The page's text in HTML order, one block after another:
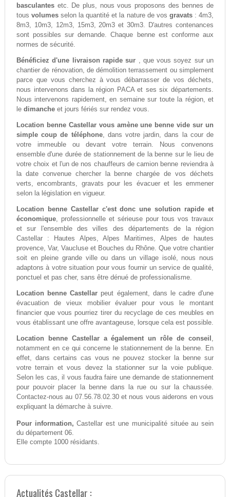
basculantesetc. De plus, nous vous proposons des bennes de
tousvolumes selon la quantité et la nature de vos gravats: 4m3,
8m3, 10m3, 12m3, 15m3, 20m3 et 30m3. D'autres contenances
sont possibles sur demande. Chaque benne est conforme aux
normes de sécurité.
Bénéficiez d'une livraison rapide sur , que vous soyez sur un
chantier de rénovation, de démolition terrassement ou simplement
parce que vous cherchez à vous débarrasser de vos déchets,
nous intervenons dans la région PACA et ses six départements.
Nous intervenons rapidement, en semaine sur toute la région, et
le dimancheet jours fériés sur rendez vous.
Location benne Castellar vous amène une benne vide sur un
simple coup de téléphone, dans votre jardin, dans la cour de
votre immeuble ou devant votre terrain. Nous convenons
ensemble d'une durée de stationnement de la benne sur le lieu de
votre choix et l'un de nos chauffeurs de camion benne reviendra à
la date convenue chercher la benne chargée de vos déchets
verts, encombrants, gravats pour les évacuer et les emmener
selon la législation en vigueur.
Location benne Castellar c'est donc une solution rapide et
économique, professionnelle et sérieuse pour tous vos travaux
et sur l'ensemble des villes des départements de la région
Castellar : Hautes Alpes, Alpes Maritimes, Alpes de hautes
provence, Var, Vaucluse et Bouches du Rhône. Que votre chantier
soit en pleine grande ville ou dans un village isolé, nous nous
adaptons à votre situation pour vous fournir un service de qualité,
ponctuel et pas cher, sans être dénué de professionalisme.
Location benne Castellar peut également, dans le cadre d'une
évacuation de vieux mobilier évaluer pour vous le montant
financier que vous pourriez tirer du recyclage de ces meubles en
vous établissant une offre avantageuse, lorsque cela est possible.
Location benne Castellar a également un rôle de conseil ,
notamment en ce qui concerne le stationnement de la benne. En
effet, dans certains cas vous ne pouvez stocker la benne sur
votre terrain et vous devez la stationner sur la voie publique.
Selon les cas, il vous faudra faire une demande de stationnement
pour pouvoir placer la benne dans la rue ou sur la chaussée.
Contactez-nous au 07.56.78.02.30 et nous vous aiderons en vous
expliquant la démarche à suivre.
Pour information, Castellar est une municipalité située au sein
du département 06.
Elle compte 1000 résidants.
Actualités Castellar :